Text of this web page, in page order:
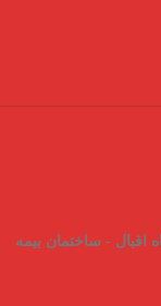
اقبال - ساختمان بیمه